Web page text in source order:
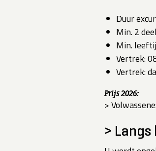
Duur
Min. 2
Min.
Vertrek:
Vertrek:
Prijs 2026:
>
>